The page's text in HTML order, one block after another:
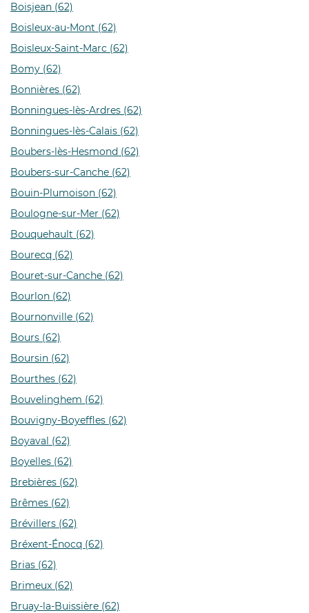
Boisjean (62)
Boisleux-au-Mont (62)
Boisleux-Saint-Marc (62)
Bomy (62)
Bonnières (62)
Bonningues-lès-Ardres (62)
Bonningues-lès-Calais (62)
Boubers-lès-Hesmond (62)
Boubers-sur-Canche (62)
Bouin-Plumoison (62)
Boulogne-sur-Mer (62)
Bouquehault (62)
Bourecq (62)
Bouret-sur-Canche (62)
Bourlon (62)
Bournonville (62)
Bours (62)
Boursin (62)
Bourthes (62)
Bouvelinghem (62)
Bouvigny-Boyeffles (62)
Boyaval (62)
Boyelles (62)
Brebières (62)
Brêmes (62)
Brévillers (62)
Bréxent-Énocq (62)
Brias (62)
Brimeux (62)
Bruay-la-Buissière (62)